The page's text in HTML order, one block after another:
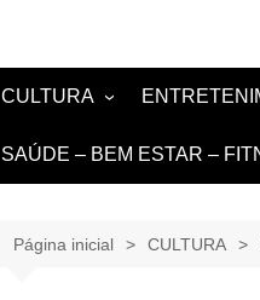
CULTURA
LITERATURA
LIVROS E AUTORES
INTERNET
MÚSICA
EVENTOS
SAÚDE – BEM ESTAR –
Página inicial CULTURA